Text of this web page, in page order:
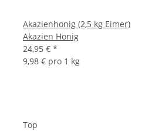
Akazienhonig (2,5 kg Eimer)
Akazien Honig
24,95 € *
9,98 € pro 1 kg
Top